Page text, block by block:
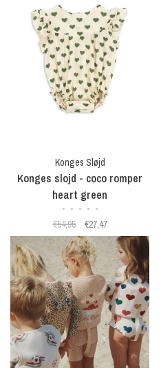
Konges Sløjd
Konges slojd - coco romper
heart green
• • • • •
€54,95 €27,47